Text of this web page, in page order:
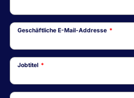
Geschäftliche E-Mail-Addresse *
Jobtitel *